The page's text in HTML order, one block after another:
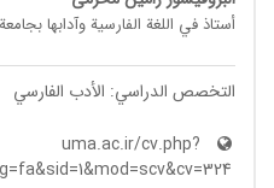
أستاذ في اللغة الفارسیة وآدابها
التخصص الدراسي: الأدب الفارسي
uma.ac.ir/cv.php?